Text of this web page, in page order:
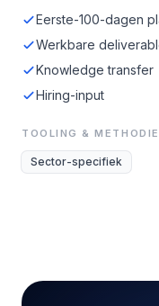
Eerste-100-dagen
Werkbare
Knowledge transfer
Hiring-input
TOOLING &
Sector-specifiek